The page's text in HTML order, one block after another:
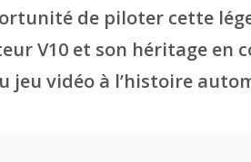
de piloter cette
V10 et son héritage en
vidéo à l’histoire